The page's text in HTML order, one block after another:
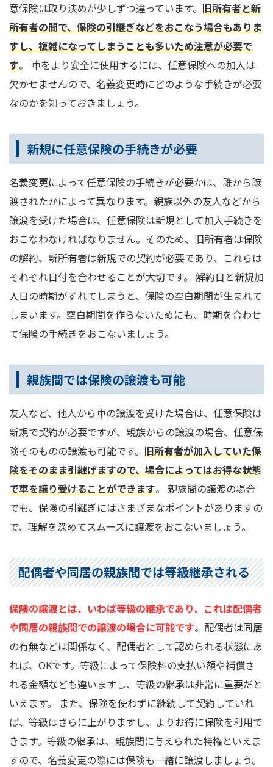
意保険は取り決めが少しずつ違っています。 旧所有者と新
所有者の間で、保険の引継ぎなどをおこなう場合もありま
すし、複雑になってしまうことも多いため注意が必要で
す。 車をより安全に使用するには、任意保険への加入は
欠かせませんので、名義変更時にどのような手続きが必要
なのかを知っておきましょう。
新規に任意保険の手続きが必要
名義変更によって任意保険の手続きが必要かは、誰から譲
渡されたかによって異なります。親族以外の友人などから
譲渡を受けた場合は、任意保険は新規として加入手続きを
おこなわなければなりません。そのため、旧所有者は保険
の解約、新所有者は新規での契約が必要であり、これらは
それぞれ日付を合わせることが大切です。 解約日と新規加
入日の時期がずれてしまうと、保険の空白期間が生まれて
しまいます。空白期間を作らないためにも、時期を合わせ
て保険の手続きをおこないましょう。
親族間では保険の譲渡も可能
友人など、他人から車の譲渡を受けた場合は、任意保険は
新規で契約が必要ですが、親族からの譲渡の場合、任意保
険そのものの譲渡も可能です。 旧所有者が加入していた保
険をそのまま引継げますので、場合によってはお得な状態
で車を譲り受けることができます。 親族間の譲渡の場合
でも、保険の引継ぎにはさまざまなポイントがありますの
で、理解を深めてスムーズに譲渡をおこないましょう。
配偶者や同居の親族間では等級継承される
保険の譲渡とは、いわば等級の継承であり、これは配偶者
や同居の親族間での譲渡の場合に可能です。配偶者は同居
の有無などは関係なく、配偶者として認められる状態にあ
れば、OKです。等級によって保険料の支払い額や補償さ
れる金額なども違いますし、等級の継承は非常に重要だと
いえます。 また、保険を使わずに継続して契約していれ
ば、等級はさらに上がりますし、よりお得に保険を利用で
きます。等級の継承は、親族間に与えられた特権といえま
すので、名義変更の際には保険も一緒に譲渡しましょう。